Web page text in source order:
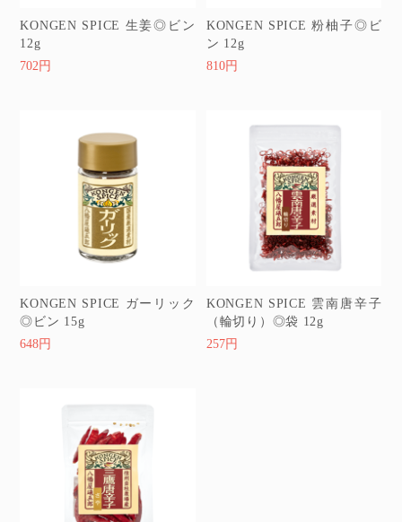
KONGEN SPICE 生姜◎ビン
12g
702円
KONGEN SPICE 粉柚子◎ビ
ン 12g
810円
KONGEN SPICE ガーリック
◎ビン 15g
648円
KONGEN SPICE 雲南唐辛子
（輪切り）◎袋 12g
257円